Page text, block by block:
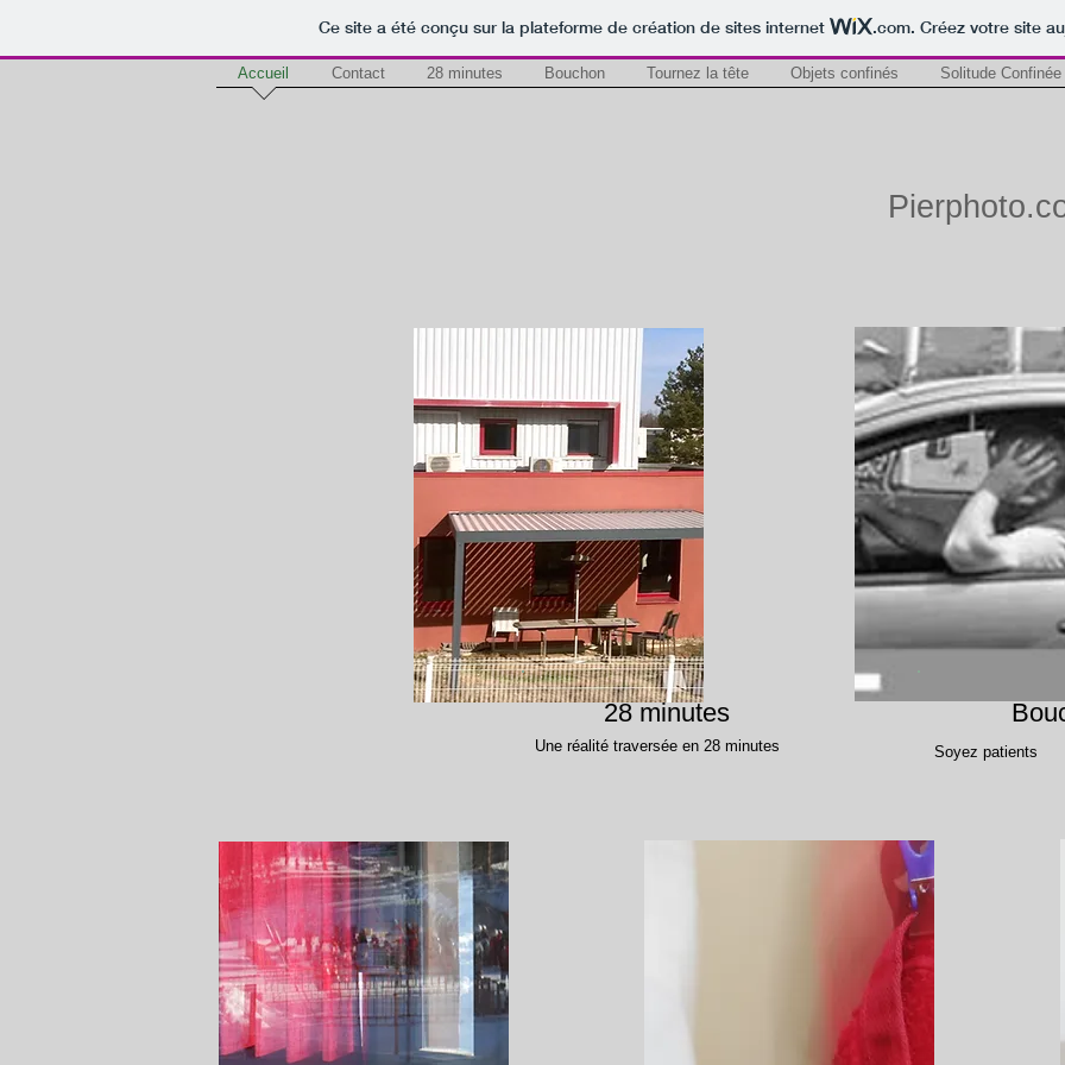
Ce site a été conçu sur la plateforme de création de sites internet .com. Créez votre site
Accueil Contact 28 minutes Bouchon Tournez la tête Objets confinés Solitude Confinée
28 minutes
Une réalité traversée en 28 minutes Soyez patients